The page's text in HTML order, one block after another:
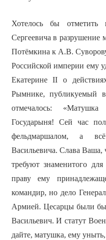
Хотелось бы
Сергеевича в
Потёмкина к А.В.
Российской империи ему
Екатерине II о
Рымнике, публикуемый
отмечалось: «Матушка
Государыня! Сей час
фельдмаршалом, а
Васильевича. Слава Ваша,
требуют знаменитого
праву ему
командир, но дело
Армией. Цесарцы были
Васильевич. И статут
дайте, матушка, ему